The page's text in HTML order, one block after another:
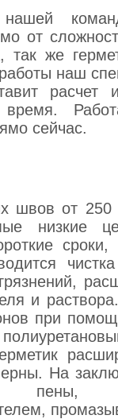
нашей
от
так же
наш
расчет
сейчас.
швов от 250
низкие
сроки,
и
при
На
пены,